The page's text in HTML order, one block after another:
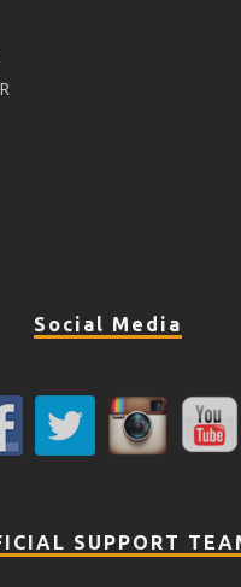
Social Media
SUPPORT